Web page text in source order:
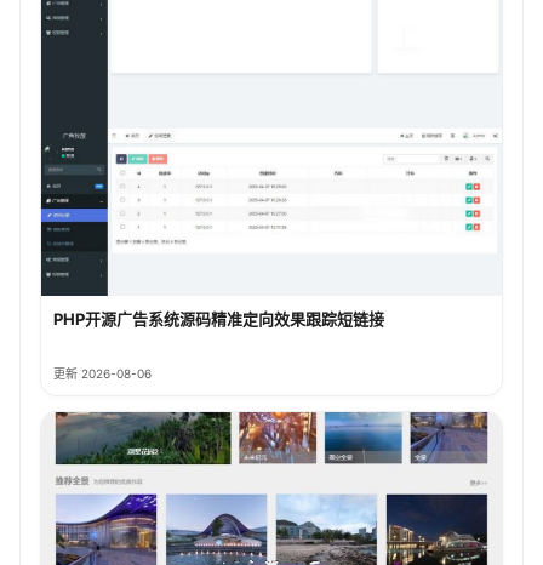
PHP开源广告系统源码精准定向效果跟踪短链接
更新 2026-08-06